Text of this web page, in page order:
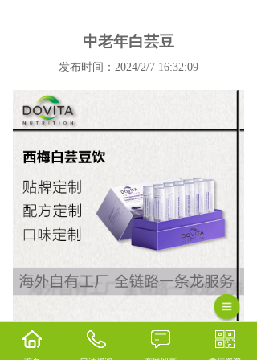
中老年白芸豆
发布时间：2024/2/7 16:32:09